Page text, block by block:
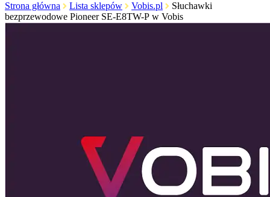
Strona główna Lista sklepów Vobis.pl
Słuchawki
bezprzewodowe Pioneer SE-E8TW-P w Vobis